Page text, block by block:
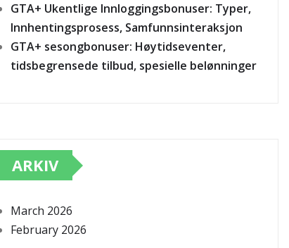
GTA+ Ukentlige Innloggingsbonuser: Typer,
Innhentingsprosess, Samfunnsinteraksjon
GTA+ sesongbonuser: Høytidseventer,
tidsbegrensede tilbud, spesielle belønninger
ARKIV
March 2026
February 2026